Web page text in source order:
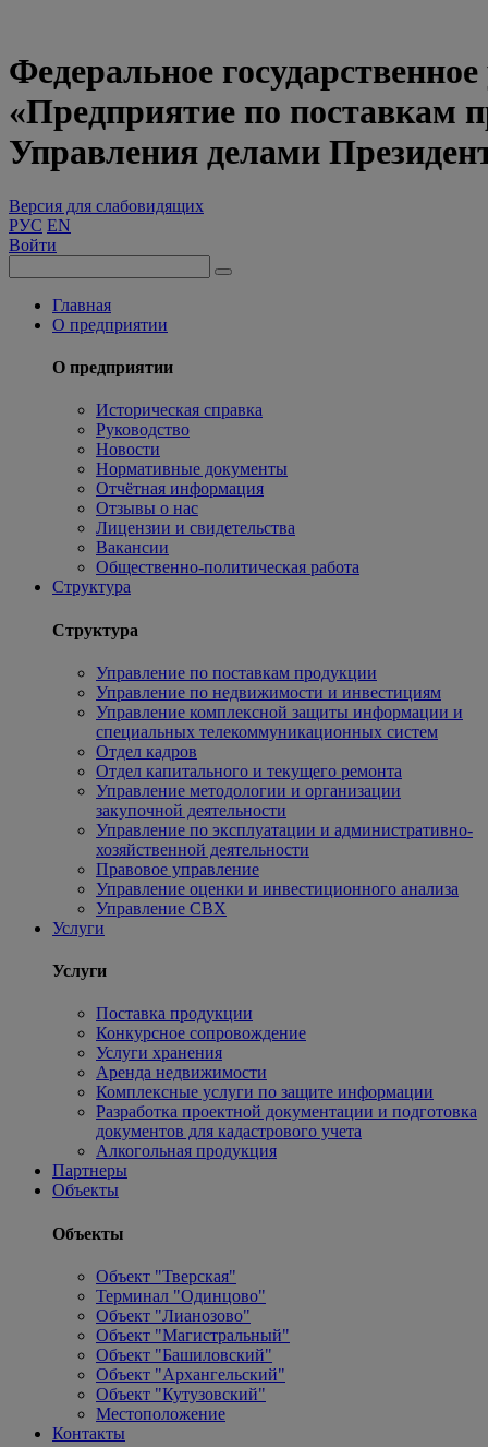
Федеральное
«Предприятие по поставкам
Управления делами
Версия для слабовидящих
РУС EN
Войти
Главная
О предприятии
О предприятии
Историческая справка
Руководство
Новости
Нормативные документы
Отчётная информация
Отзывы о нас
Лицензии и свидетельства
Вакансии
Общественно-политическая работа
Структура
Структура
Управление по поставкам продукции
Управление по недвижимости и инвестициям
Управление комплексной защиты информации и
специальных телекоммуникационных систем
Отдел кадров
Отдел капитального и текущего ремонта
Управление методологии и организации
закупочной деятельности
Управление по эксплуатации и административно-
хозяйственной деятельности
Правовое управление
Управление оценки и инвестиционного анализа
Управление СВХ
Услуги
Услуги
Поставка продукции
Конкурсное сопровождение
Услуги хранения
Аренда недвижимости
Комплексные услуги по защите информации
Разработка проектной документации и подготовка
документов для кадастрового учета
Алкогольная продукция
Партнеры
Объекты
Объекты
Объект "Тверская"
Терминал "Одинцово"
Объект "Лианозово"
Объект "Магистральный"
Объект "Башиловский"
Объект "Архангельский"
Объект "Кутузовский"
Местоположение
Контакты